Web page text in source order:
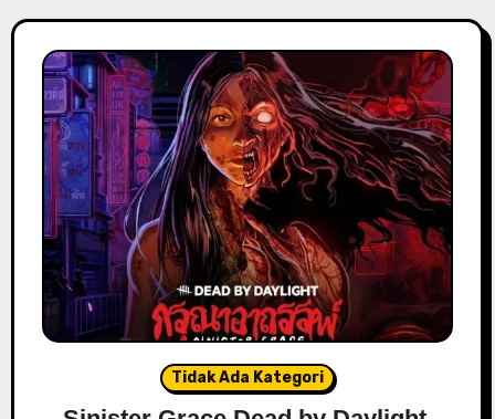
Tidak Ada Kategori